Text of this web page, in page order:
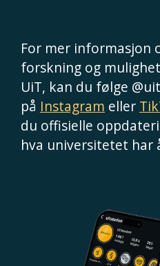
For mer informasjon
forskning og
UiT, kan du følge
på Instagram eller
du offisielle
hva universitetet har